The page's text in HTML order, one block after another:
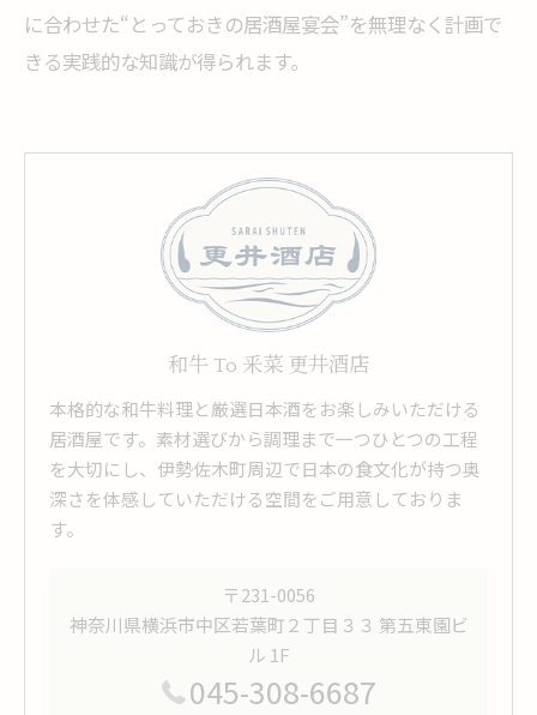
に合わせた“とっておきの居酒屋宴会”を無理なく計画で
きる実践的な知識が得られます。
和牛 To 釆菜 更井酒店
本格的な和牛料理と厳選日本酒をお楽しみいただける
居酒屋です。素材選びから調理まで一つひとつの工程
を大切にし、伊勢佐木町周辺で日本の食文化が持つ奥
深さを体感していただける空間をご用意しておりま
す。
〒231-0056
神奈川県横浜市中区若葉町２丁目３３ 第五東園ビ
ル 1F
045-308-6687